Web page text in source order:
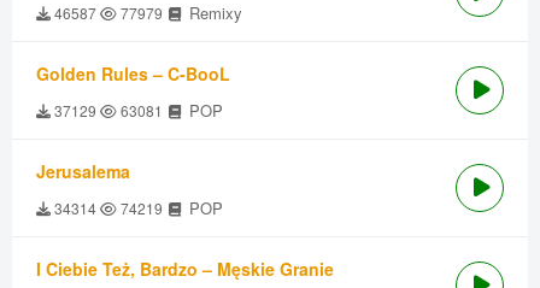
46587 77979 Remixy
Golden Rules – C-BooL
37129 63081 POP
Jerusalema
34314 74219 POP
I Ciebie Też, Bardzo – Męskie Granie